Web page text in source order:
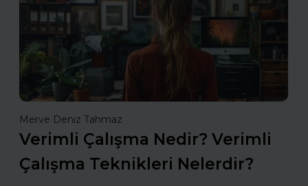
Merve Deniz Tahmaz
Verimli Çalışma Nedir? Verimli
Çalışma Teknikleri Nelerdir?